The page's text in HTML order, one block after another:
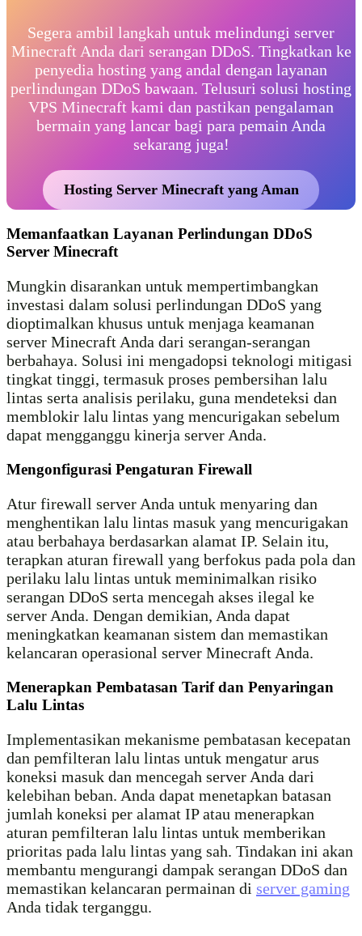
Segera ambil langkah untuk melindungi server
Minecraft Anda dari serangan DDoS. Tingkatkan ke
penyedia hosting yang andal dengan layanan
perlindungan DDoS bawaan. Telusuri solusi hosting
VPS Minecraft kami dan pastikan pengalaman
bermain yang lancar bagi para pemain Anda
sekarang juga!
Hosting Server Minecraft yang Aman
Memanfaatkan Layanan Perlindungan DDoS
Server Minecraft
Mungkin disarankan untuk mempertimbangkan
investasi dalam solusi perlindungan DDoS yang
dioptimalkan khusus untuk menjaga keamanan
server Minecraft Anda dari serangan-serangan
berbahaya. Solusi ini mengadopsi teknologi mitigasi
tingkat tinggi, termasuk proses pembersihan lalu
lintas serta analisis perilaku, guna mendeteksi dan
memblokir lalu lintas yang mencurigakan sebelum
dapat mengganggu kinerja server Anda.
Mengonfigurasi Pengaturan Firewall
Atur firewall server Anda untuk menyaring dan
menghentikan lalu lintas masuk yang mencurigakan
atau berbahaya berdasarkan alamat IP. Selain itu,
terapkan aturan firewall yang berfokus pada pola dan
perilaku lalu lintas untuk meminimalkan risiko
serangan DDoS serta mencegah akses ilegal ke
server Anda. Dengan demikian, Anda dapat
meningkatkan keamanan sistem dan memastikan
kelancaran operasional server Minecraft Anda.
Menerapkan Pembatasan Tarif dan Penyaringan
Lalu Lintas
Implementasikan mekanisme pembatasan kecepatan
dan pemfilteran lalu lintas untuk mengatur arus
koneksi masuk dan mencegah server Anda dari
kelebihan beban. Anda dapat menetapkan batasan
jumlah koneksi per alamat IP atau menerapkan
aturan pemfilteran lalu lintas untuk memberikan
prioritas pada lalu lintas yang sah. Tindakan ini akan
membantu mengurangi dampak serangan DDoS dan
memastikan kelancaran permainan di server gaming
Anda tidak terganggu.